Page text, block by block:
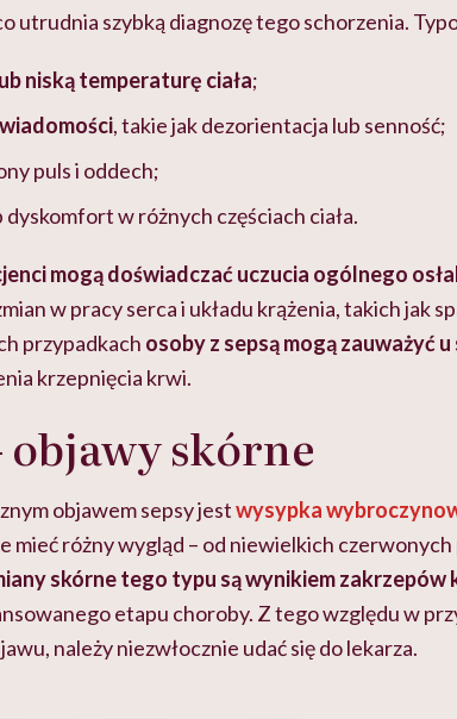
utrudnia szybką diagnozę tego schorzenia.
niską temperaturę ciała;
, takie jak dezorientacja lub senność;
puls i oddech;
dyskomfort w różnych częściach ciała.
mogą doświadczać uczucia ogólnego
w pracy serca i układu krążenia, takich jak
przypadkach osoby z sepsą mogą zauważyć
krzepnięcia krwi.
objawy skórne
objawem sepsy jestwysypka
mieć różny wygląd – od niewielkich czerwonych
skórne tego typu są wynikiem zakrzepów
etapu choroby. Z tego względu w
należy niezwłocznie udać się do lekarza.